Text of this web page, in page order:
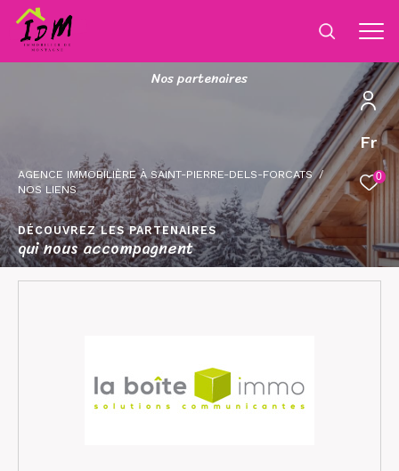
Fr
0
Nospartenaires
AGENCE IMMOBILIÈRE À SAINT-PIERRE-DELS-FORCATS
NOS LIENS
DÉCOUVREZ LES PARTENAIRES
qui nous accompagnent